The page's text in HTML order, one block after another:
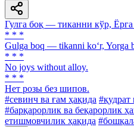
Гулга боқ — тиканни кўр,
* * *
Gulga boq — tikanni ko‘r, Yorga
* * *
No joys without alloy.
* * *
Нет розы без шипов.
#севинч ва ғам ҳақида #қудрат
#барқарорлик ва беқарорлик
етишмовчилик ҳақида